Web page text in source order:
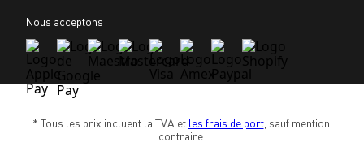
Nous acceptons
* Tous les prix incluent la TVA et les frais de port, sauf mention
contraire.